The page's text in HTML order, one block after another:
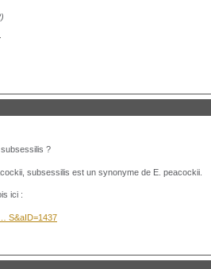
subsessilis ?
subsessilis est un synonyme de E. peacockii.
ici :
S&aID=1437